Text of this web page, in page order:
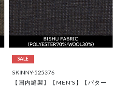
SALE
SKINNY-525376
【国内縫製】【MEN'S】【パター